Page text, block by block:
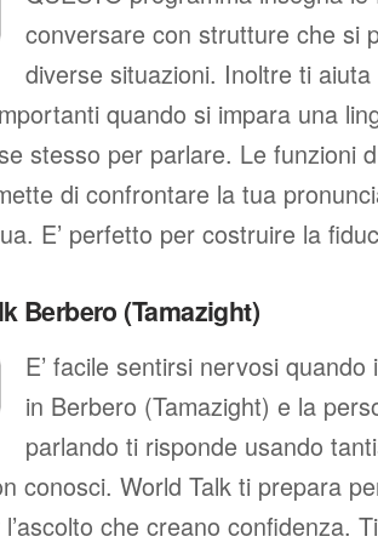
conversare con strutture che si
diverse situazioni. Inoltre ti
quando si impara una
stesso per parlare. Le funzioni
di confrontare la tua
E’ perfetto per costruire la
Berbero (Tamazight)
E’ facile sentirsi nervosi
in Berbero (Tamazight) e la
parlando ti risponde usando
conosci. World Talk ti prepara
che creano confidenza.